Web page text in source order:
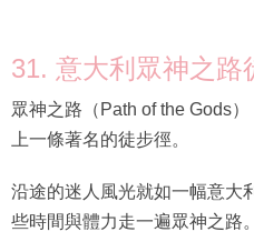
31. 意大利眾神之路
眾神之路（Path of the Gods
上一條著名的徒步徑。
沿途的迷人風光就如一幅意大
些時間與體力走一遍眾神之路。